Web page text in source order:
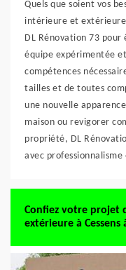
Quels que soient vos
intérieure et extérieure
DL Rénovation 73
équipe expérimentée
compétences
tailles et de toutes
une nouvelle
maison ou revigorer
propriété, DL
avec
Confiez votre projet
extérieure à Cessens